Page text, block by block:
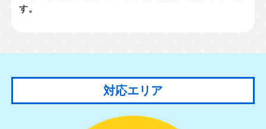
す。
対応エリア